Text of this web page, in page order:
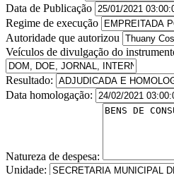
Data de Publicação
Regime de execução
Autoridade que autorizou
Veículos de divulgação do
Resultado:
Data homologação:
Natureza de despesa:
Unidade: